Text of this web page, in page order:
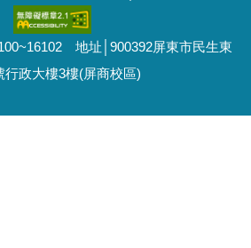
地址│900392屏東市民生東
行政大樓3樓(屏商校區)